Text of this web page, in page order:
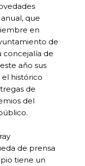
que
en
de
concejalía de
año sus
histórico
de
del
de prensa
tiene un